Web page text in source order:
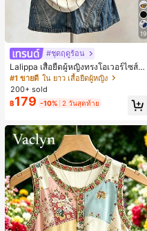
19
#ชุดฤดูร้อน
Lalippa เสื้อยืดผู้หญิงทรงโอเวอร์ไซส์ค
วามยาวกลาง คอกลม ไหล่ตก ลายพิมพ์
ตัวอักษรและลายทางแนวตั้ง สไตล์แฟชั่
นมินิมอล ของขวัญให้เพื่อน
#1 ขายดี ใน ยาว เสื้อยืดผู้หญิง
200+ sold
฿179 -10% 2 วันสุดท้าย